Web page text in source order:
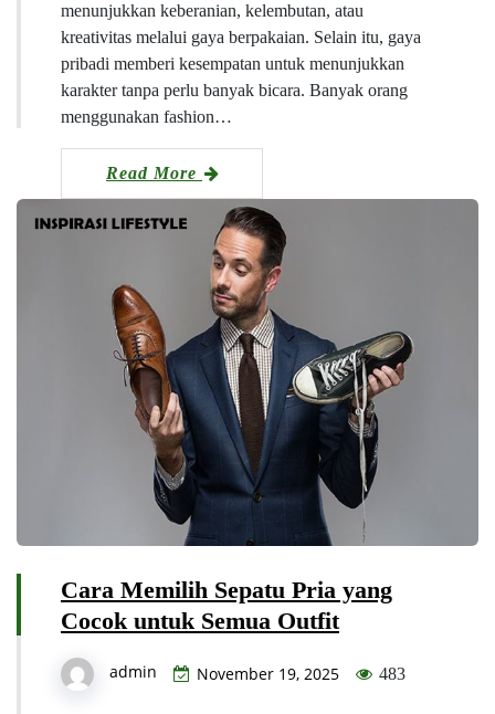
menunjukkan keberanian, kelembutan, atau
kreativitas melalui gaya berpakaian. Selain itu, gaya
pribadi memberi kesempatan untuk menunjukkan
karakter tanpa perlu banyak bicara. Banyak orang
menggunakan fashion…
Read More
Cara Memilih Sepatu Pria yang
Cocok untuk Semua Outfit
admin November 19, 2025 483